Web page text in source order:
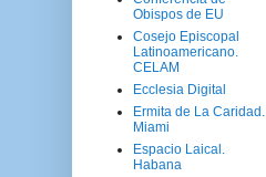
Obispos de EU
Cosejo Episcopal
Latinoamericano.
CELAM
Ecclesia Digital
Ermita de La Caridad.
Miami
Espacio Laical.
Habana